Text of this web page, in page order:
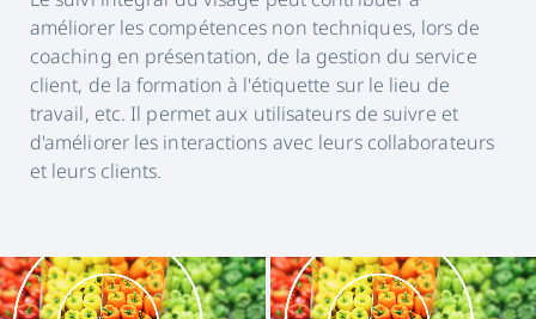
améliorer les compétences non techniques, lors de
coaching en présentation, de la gestion du service
client, de la formation à l'étiquette sur le lieu de
travail, etc. Il permet aux utilisateurs de suivre et
d'améliorer les interactions avec leurs collaborateurs
et leurs clients.